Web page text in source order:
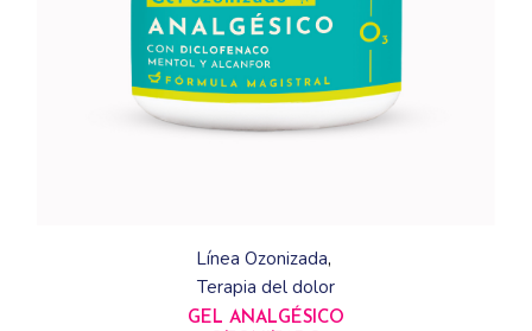
Línea Ozonizada
Terapia del dolor
GEL ANALGÉSICO